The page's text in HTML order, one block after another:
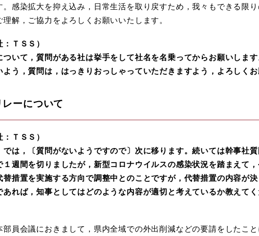
。感染拡大を抑え込み，日常生活を取り戻すため，我々もできる限
理解，ご協力をよろしくお願いいたします。
ＴＳＳ）
いて，質問がある社は挙手をして社名を名乗ってからお願いしま
よう，質問は，はっきりおっしゃっていただきますよう，よろしくお
ーについて
ＴＳＳ）
は，〔質問がないようですので〕次に移ります。続いては幹事社
１週間を切りましたが，新型コロナウイルスの感染状況を踏まえて
替措置を実施する方向で調整中とのことですが，代替措置の内容が
あれば，知事としてはどのような内容が適切と考えているか教えてく
員会議におきまして，県内全域での外出削減などの要請をしたこ